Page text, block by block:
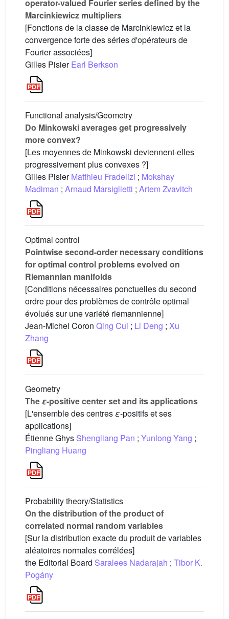
operator-valued Fourier series defined by the
Marcinkiewicz multipliers
[Fonctions de la classe de Marcinkiewicz et la
convergence forte des séries d'opérateurs de
Fourier associées]
Gilles PisierEarl Berkson
Functional analysis/Geometry
Do Minkowski averages get progressively
more convex?
[Les moyennes de Minkowski deviennent-elles
progressivement plus convexes ?]
Gilles PisierMatthieu Fradelizi ; Mokshay
Madiman ; Arnaud Marsiglietti ; Artem Zvavitch
Optimal control
Pointwise second-order necessary conditions
for optimal control problems evolved on
Riemannian manifolds
[Conditions nécessaires ponctuelles du second
ordre pour des problèmes de contrôle optimal
évolués sur une variété riemannienne]
Jean-Michel Coron Qing Cui ; Li Deng ; Xu
Zhang
Geometry
The ε-positive center set and its applications
[L'ensemble des centres ε-positifs et ses
applications]
Étienne Ghys Shengliang Pan ; Yunlong Yang ;
Pingliang Huang
Probability theory/Statistics
On the distribution of the product of
correlated normal random variables
[Sur la distribution exacte du produit de variables
aléatoires normales corrélées]
the Editorial Board Saralees Nadarajah ; Tibor K.
Pogány